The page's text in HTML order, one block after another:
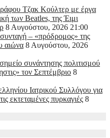
Τζακ Κούλτερ με έργα
των Beatles, της Έιμι
8 Αυγούστου, 2026 21:00
– «πρόδρομος» της
αιώνα 8 Αυγούστου, 2026
συνάντησης πολιτισμού
τον Σεπτέμβριο 8
Ιατρικού Συλλόγου για
εκτεταμένες πυρκαγιές 8